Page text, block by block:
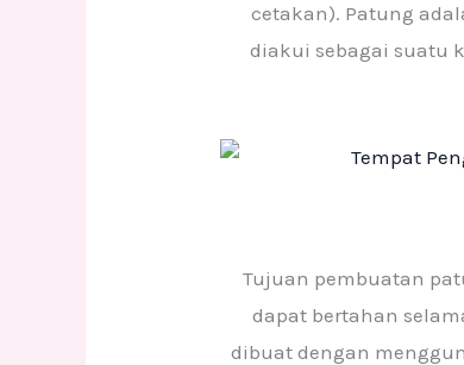
cetakan). Patung
diakui sebagai suatu
Tujuan pembuatan
dapat bertahan
dibuat dengan